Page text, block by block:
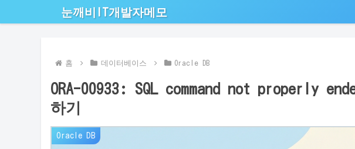
눈깨비IT개발자메모
홈 데이터베이스 Oracle DB
ORA-00933: SQL command not properly
하기
Oracle DB